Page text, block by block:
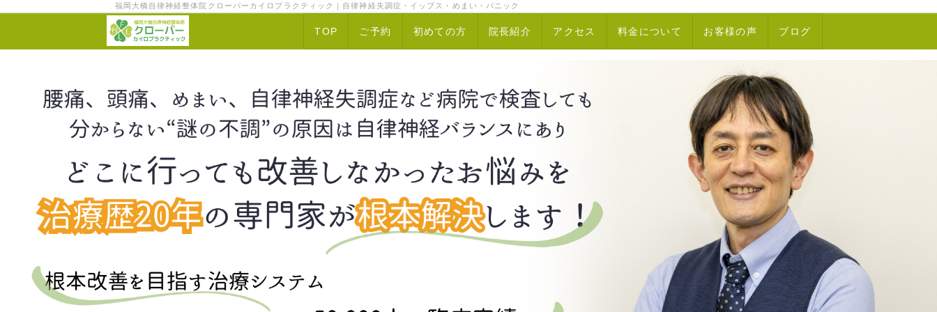
福岡大橋自律神経整体院クローバーカイロプラクティック｜自律神経失調症・イップス・めまい・パニック
TOP ご予約 初めての方 院長紹介 アクセス 料金について お客様の声 ブログ